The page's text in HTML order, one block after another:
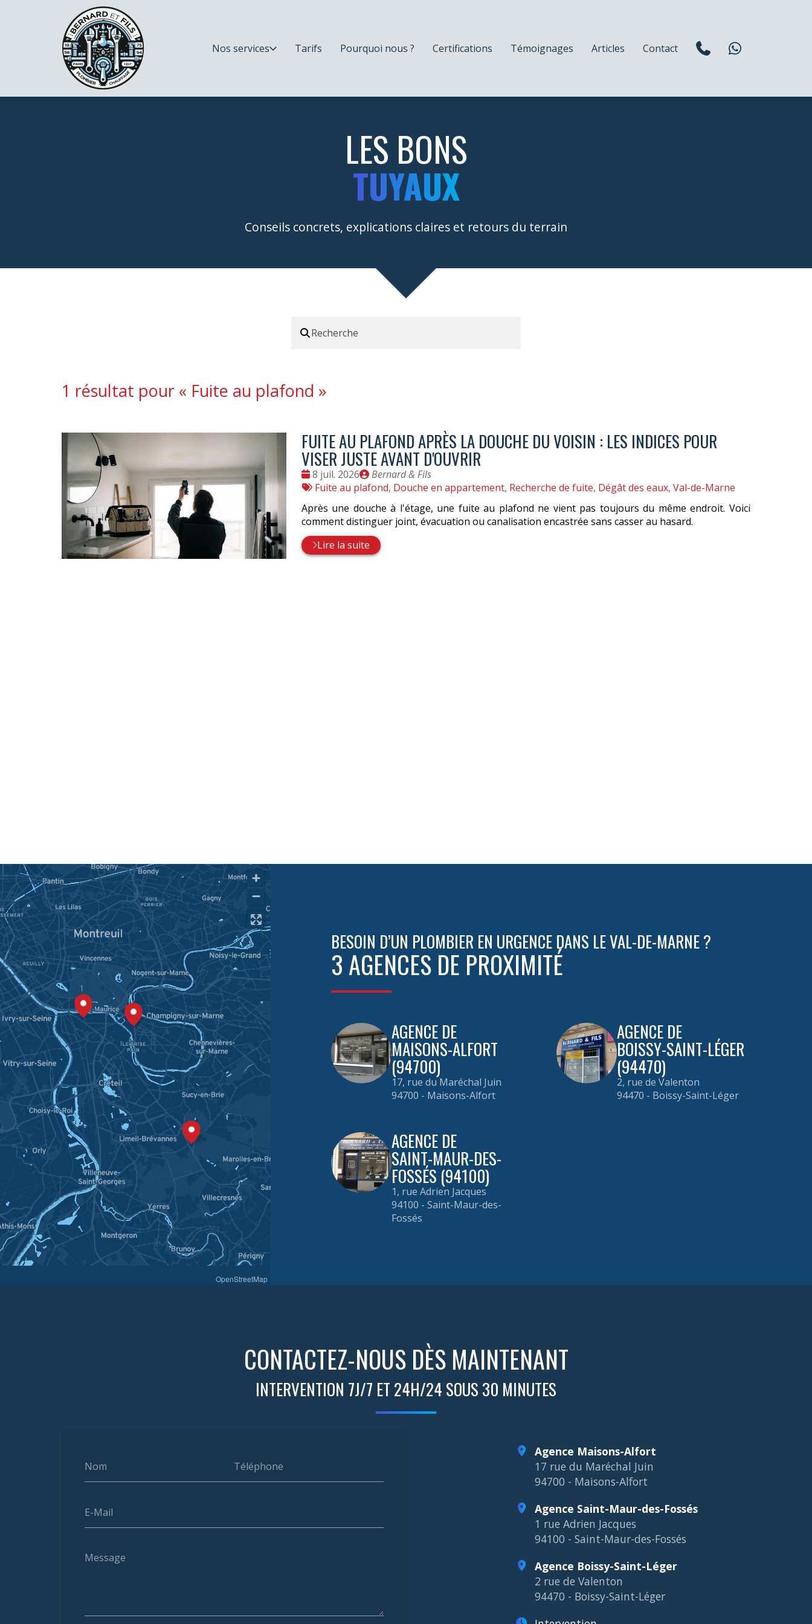
Nos services Tarifs Pourquoi nous ? Certifications Témoignages Articles Contact
LES BONS
TUYAUX
Conseils concrets, explications claires et retours du terrain
1 résultat pour « Fuite au plafond »
FUITE AU PLAFOND APRÈS LA DOUCHE DU VOISIN : LES INDICES POUR
VISER JUSTE AVANT D'OUVRIR
Date
:
8 juil. 2026
Publié
par
Bernard & Fils
Tags
Fuite au plafond, Douche en appartement, Recherche de fuite, Dégât des eaux, Val-de-Marne
Après une douche à l'étage, une fuite au plafond ne vient pas toujours du même endroit. Voici
comment distinguer joint, évacuation ou canalisation encastrée sans casser au hasard.
Lire la suite
OpenStreetMap
BESOIN D’UN PLOMBIER EN URGENCE DANS LE VAL-DE-MARNE ?
3 AGENCES DE PROXIMITÉ
AGENCE DE
MAISONS-ALFORT
(94700)
17, rue du Maréchal Juin
94700 - Maisons-Alfort
AGENCE DE
BOISSY-SAINT-LÉGER
(94470)
2, rue de Valenton
94470 - Boissy-Saint-Léger
AGENCE DE
SAINT-MAUR-DES-
FOSSÉS (94100)
1, rue Adrien Jacques
94100 - Saint-Maur-des-
Fossés
CONTACTEZ-NOUS DÈS MAINTENANT
INTERVENTION 7J/7 ET 24H/24 SOUS 30 MINUTES
Nom Téléphone
E-Mail
Message
Agence Maisons-Alfort
17 rue du Maréchal Juin
94700 - Maisons-Alfort
Agence Saint-Maur-des-Fossés
1 rue Adrien Jacques
94100 - Saint-Maur-des-Fossés
Agence Boissy-Saint-Léger
2 rue de Valenton
94470 - Boissy-Saint-Léger